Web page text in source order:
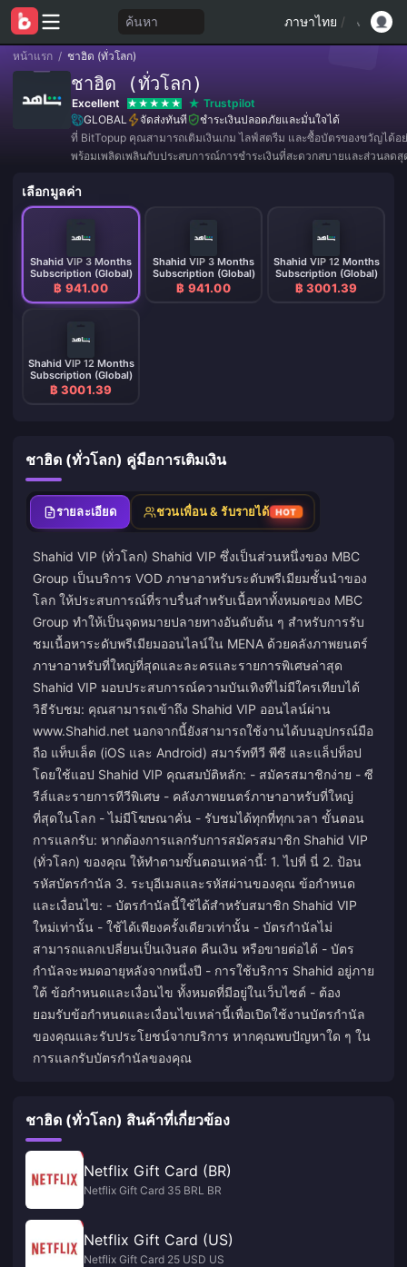
ค้นหา ภาษาไทย /
หน้าแรก / ชาฮิด (ทั่วโลก)
ชาฮิด (ทั่วโลก)
Excellent
Trustpilot
GLOBAL
จัดส่งทันที
ชำระเงินปลอดภัยและมั่นใจได้
ที่ BitTopup คุณสามารถเติมเงินเกม ไลฟ์สตรีม และซื้อบัตรของขวัญได้อ
พร้อมเพลิดเพลินกับประสบการณ์การชำระเงินที่สะดวกสบายและส่วนลด
เลือกมูลค่า
Shahid VIP 3 Months
Subscription (Global)
฿ 941.00
Shahid VIP 3 Months
Subscription (Global)
฿ 941.00
Shahid VIP 12 Months
Subscription (Global)
฿ 3001.39
Shahid VIP 12 Months
Subscription (Global)
฿ 3001.39
ชาฮิด (ทั่วโลก) คู่มือการเติมเงิน
รายละเอียด ชวนเพื่อน & รับรายได้ HOT
Shahid VIP (ทั่วโลก) Shahid VIP ซึ่งเป็นส่วนหนึ่งของ MBC
Group เป็นบริการ VOD ภาษาอาหรับระดับพรีเมียมชั้นนำของ
โลก ให้ประสบการณ์ที่ราบรื่นสำหรับเนื้อหาทั้งหมดของ MBC
Group ทำให้เป็นจุดหมายปลายทางอันดับต้น ๆ สำหรับการรับ
ชมเนื้อหาระดับพรีเมียมออนไลน์ใน MENA ด้วยคลังภาพยนตร์
ภาษาอาหรับที่ใหญ่ที่สุดและละครและรายการพิเศษล่าสุด
Shahid VIP มอบประสบการณ์ความบันเทิงที่ไม่มีใครเทียบได้
วิธีรับชม: คุณสามารถเข้าถึง Shahid VIP ออนไลน์ผ่าน
www.Shahid.net นอกจากนี้ยังสามารถใช้งานได้บนอุปกรณ์มือ
ถือ แท็บเล็ต (iOS และ Android) สมาร์ททีวี พีซี และแล็ปท็อป
โดยใช้แอป Shahid VIP คุณสมบัติหลัก: - สมัครสมาชิกง่าย - ซี
รีส์และรายการทีวีพิเศษ - คลังภาพยนตร์ภาษาอาหรับที่ใหญ่
ที่สุดในโลก - ไม่มีโฆษณาคั่น - รับชมได้ทุกที่ทุกเวลา ขั้นตอน
การแลกรับ: หากต้องการแลกรับการสมัครสมาชิก Shahid VIP
(ทั่วโลก) ของคุณ ให้ทำตามขั้นตอนเหล่านี้: 1. ไปที่ นี่ 2. ป้อน
รหัสบัตรกำนัล 3. ระบุอีเมลและรหัสผ่านของคุณ ข้อกำหนด
และเงื่อนไข: - บัตรกำนัลนี้ใช้ได้สำหรับสมาชิก Shahid VIP
ใหม่เท่านั้น - ใช้ได้เพียงครั้งเดียวเท่านั้น - บัตรกำนัลไม่
สามารถแลกเปลี่ยนเป็นเงินสด คืนเงิน หรือขายต่อได้ - บัตร
กำนัลจะหมดอายุหลังจากหนึ่งปี - การใช้บริการ Shahid อยู่ภาย
ใต้ ข้อกำหนดและเงื่อนไข ทั้งหมดที่มีอยู่ในเว็บไซต์ - ต้อง
ยอมรับข้อกำหนดและเงื่อนไขเหล่านี้เพื่อเปิดใช้งานบัตรกำนัล
ของคุณและรับประโยชน์จากบริการ หากคุณพบปัญหาใด ๆ ใน
การแลกรับบัตรกำนัลของคุณ
ชาฮิด (ทั่วโลก) สินค้าที่เกี่ยวข้อง
Netflix Gift Card (BR)
Netflix Gift Card 35 BRL BR
Netflix Gift Card (US)
Netflix Gift Card 25 USD US